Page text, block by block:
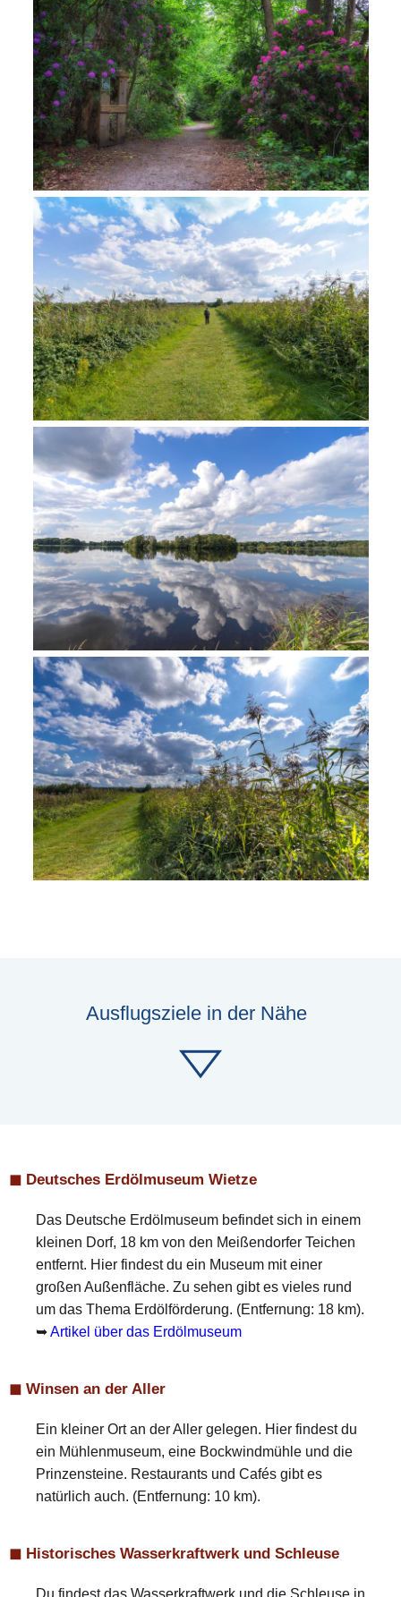
Ausflugsziele in der Nähe
◼ Deutsches Erdölmuseum Wietze
Das Deutsche Erdölmuseum befindet sich in einem
kleinen Dorf, 18 km von den Meißendorfer Teichen
entfernt. Hier findest du ein Museum mit einer
großen Außenfläche. Zu sehen gibt es vieles rund
um das Thema Erdölförderung. (Entfernung: 18 km).
➥Artikel über das Erdölmuseum
◼ Winsen an der Aller
Ein kleiner Ort an der Aller gelegen. Hier findest du
ein Mühlenmuseum, eine Bockwindmühle und die
Prinzensteine. Restaurants und Cafés gibt es
natürlich auch. (Entfernung: 10 km).
◼ Historisches Wasserkraftwerk und Schleuse
Du findest das Wasserkraftwerk und die Schleuse in